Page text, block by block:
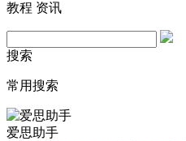
教程 资讯
搜索
常用搜索
爱思助手